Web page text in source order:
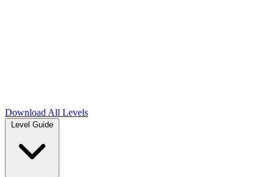
Download All Levels
Level Guide